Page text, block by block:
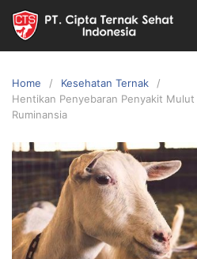
Skip
content
Home
Kesehatan Ternak
Hentikan Penyebaran Penyakit Mulut
Ruminansia